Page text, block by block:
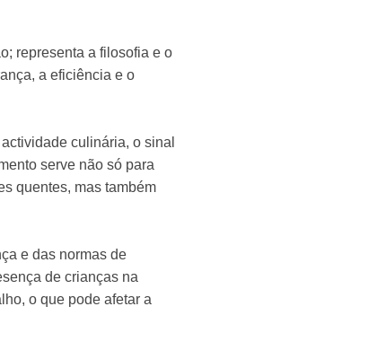
representa a filosofia e o
a eficiência e o
culinária, o sinal
serve não só para
quentes, mas também
e das normas de
de crianças na
o que pode afetar a